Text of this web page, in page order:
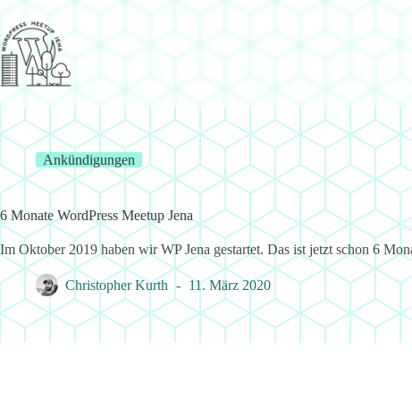
Zum
Inhalt
springen
Ankündigungen
6 Monate WordPress Meetup Jena
Im Oktober 2019 haben wir WP Jena gestartet. Das ist jetzt schon 6
Christopher Kurth 11. März 2020